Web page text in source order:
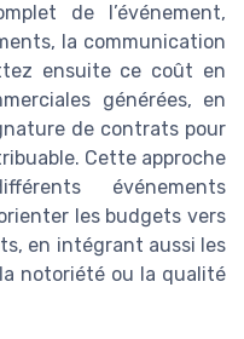
de l’événement,
la communication
ensuite ce coût en
générées, en
de contrats pour
Cette approche
événements
les budgets vers
en intégrant aussi les
notoriété ou la qualité